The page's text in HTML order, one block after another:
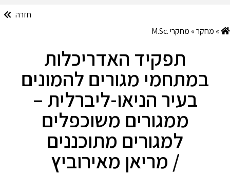
» מחקר» מחקרי .M.Sc
חזרה
תפקיד האדריכלות
במתחמי מגורים להמונים
בעיר הניאו-ליברלית –
ממגורים משוכפלים
למגורים מתוכננים
/ מריאן מאירוביץ